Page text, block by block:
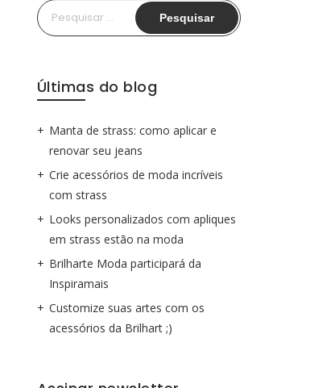
Pesquisar
por:
Últimas do blog
Manta de strass: como aplicar e
renovar seu jeans
Crie acessórios de moda incríveis
com strass
Looks personalizados com apliques
em strass estão na moda
Brilharte Moda participará da
Inspiramais
Customize suas artes com os
acessórios da Brilhart ;)